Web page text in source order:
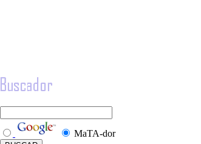
MaTA-dor